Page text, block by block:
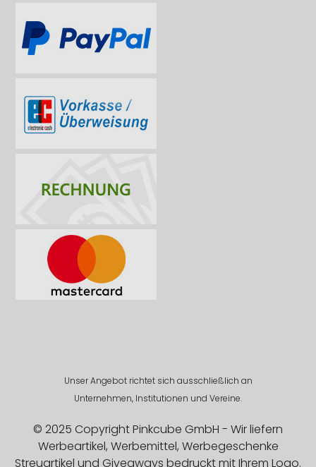
Unser Angebot richtet sich ausschließlich an
Unternehmen, Institutionen und Vereine.
© 2025 Copyright Pinkcube GmbH - Wir liefern
Werbeartikel, Werbemittel, Werbegeschenke
Streuartikel und Giveaways bedruckt mit Ihrem Logo.